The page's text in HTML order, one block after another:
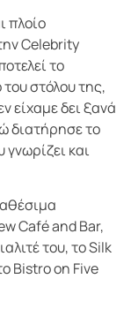
πλοίο
Celebrity
το
στόλου της,
είχαμε δει ξανά
διατήρησε το
και
Café and Bar,
του, το Silk
Bistro on Five